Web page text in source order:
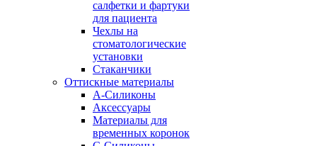
салфетки и фартуки
для пациента
Чехлы на
стоматологические
установки
Стаканчики
Оттискные материалы
А-Силиконы
Аксессуары
Материалы для
временных коронок